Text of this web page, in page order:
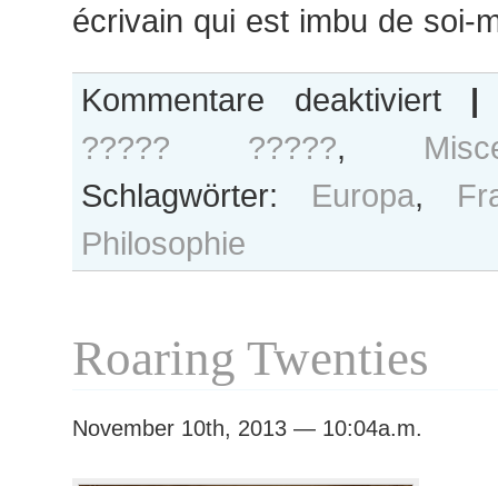
écrivain qui est imbu de soi-
Kommentare deaktiviertLe
caractère
l’autre,
|
????? ?????,
Schlagwörter: Europa,
Philosophie
Roaring Twenties
November 10th, 2013 — 10:04a.m.